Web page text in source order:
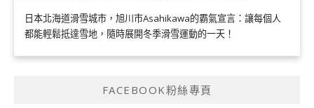
日本北海道滑雪城市，旭川市Asahikawa的霸氣宣言：讓每個人
都能輕鬆抵達雪地，隨時展開冬季滑雪運動的一天！
FACEBOOK粉絲專頁